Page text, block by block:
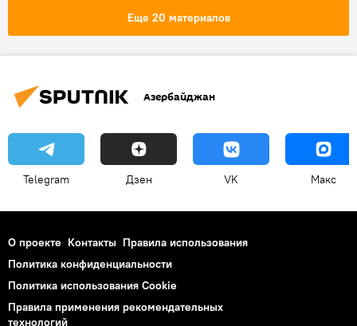
IV Исламские игры солидарности
делегация
потенциал
Дружба
Игры Исламской солидарности в Баку
Еще 20 материалов
Азербайджан
Telegram Дзен VK Макс
О проекте Контакты Правила использования
Политика конфиденциальности
Политика использования Cookie
Правила применения рекомендательных
технологий